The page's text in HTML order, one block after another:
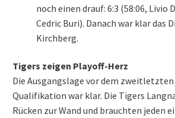
noch einen drauf: 6:3 (58:06, Livio
Cedric Buri). Danach war klar das
Kirchberg.
Tigers zeigen Playoff-Herz
Die Ausgangslage vor dem zweitletzten
Qualifikation war klar. Die Tigers
Rücken zur Wand und brauchten jeden